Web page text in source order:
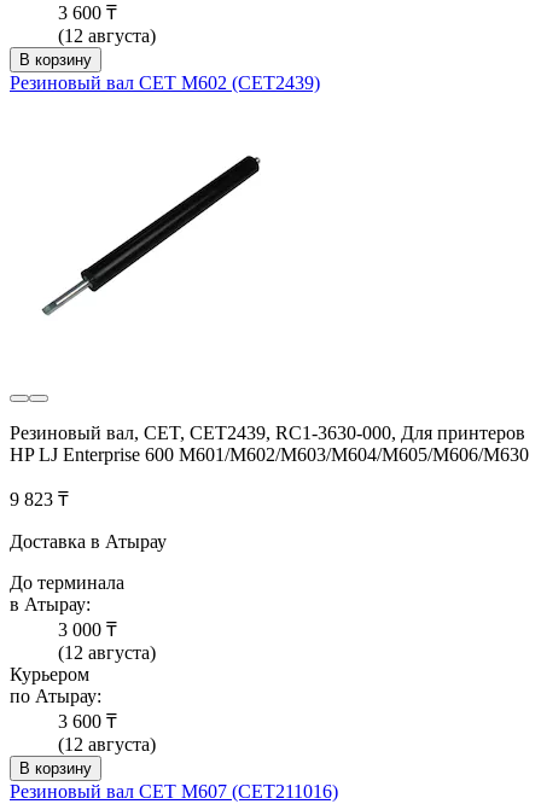
3 600 ₸
(12 августа)
В корзину
Резиновый вал CET M602 (CET2439)
Резиновый вал, CET, CET2439, RC1-3630-000, Для принтеров
HP LJ Enterprise 600 M601/M602/M603/M604/M605/M606/M630
9 823 ₸
Доставка в Атырау
До терминала
в Атырау:
3 000 ₸
(12 августа)
Курьером
по Атырау:
3 600 ₸
(12 августа)
В корзину
Резиновый вал CET M607 (CET211016)